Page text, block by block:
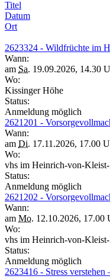
Titel
Datum
Ort
2623324 - Wildfrüchte im
Wann:
am Sa. 19.09.2026, 14.30
Wo:
Kissinger Höhe
Status:
Anmeldung möglich
2621201 -
Wann:
am Di. 17.11.2026, 17.00
Wo:
vhs im Heinrich-von-
Status:
Anmeldung möglich
2621202 -
Wann:
am Mo. 12.10.2026, 17.00
Wo:
vhs im Heinrich-von-
Status:
Anmeldung möglich
2623416 - Stress